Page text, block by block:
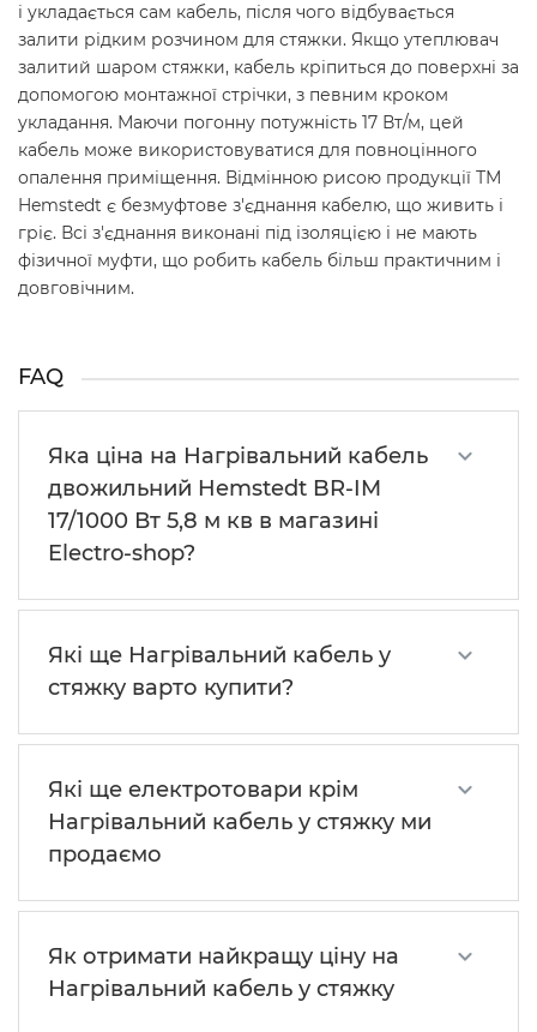
і укладається сам кабель, після чого відбувається
залити рідким розчином для стяжки. Якщо утеплювач
залитий шаром стяжки, кабель кріпиться до поверхні за
допомогою монтажної стрічки, з певним кроком
укладання. Маючи погонну потужність 17 Вт/м, цей
кабель може використовуватися для повноцінного
опалення приміщення. Відмінною рисою продукції ТМ
Hemstedt є безмуфтове з'єднання кабелю, що живить і
гріє. Всі з'єднання виконані під ізоляцією і не мають
фізичної муфти, що робить кабель більш практичним і
довговічним.
FAQ
Яка ціна на Нагрівальний кабель
двожильний Hemstedt BR-IM
17/1000 Вт 5,8 м кв в магазині
Electro-shop?
Які ще Нагрівальний кабель у
стяжку варто купити?
Які ще електротовари крім
Нагрівальний кабель у стяжку ми
продаємо
Як отримати найкращу ціну на
Нагрівальний кабель у стяжку